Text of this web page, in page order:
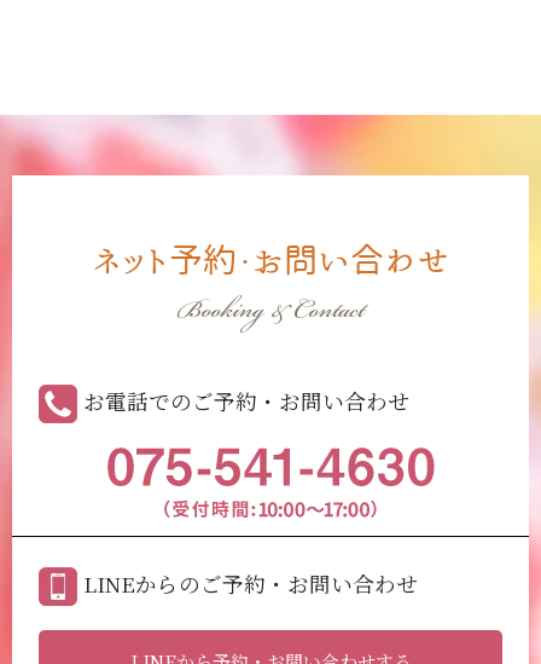
ネット予約・お問い合わせ
Booking & Contact
お電話でのご予約・お問い合わせ
LINEからのご予約・お問い合わせ